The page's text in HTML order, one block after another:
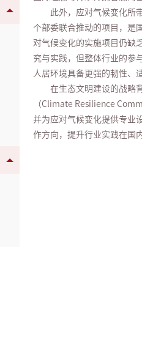
此外，应对气候变化所
个部委联合推动的项目，是
对气候变化的实施项目仍缺
究与实践，但整体行业的参
人居环境具备更强的韧性、
在生态文明建设的战略
（Climate Resilience
并为应对气候变化提供专业
作方向，提升行业实践在国